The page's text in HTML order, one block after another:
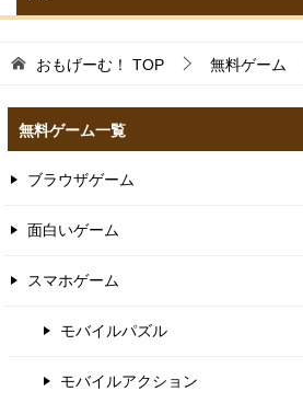
おもげーむ！ TOP 無料ゲーム
無料ゲーム一覧
ブラウザゲーム
面白いゲーム
スマホゲーム
モバイルパズル
モバイルアクション